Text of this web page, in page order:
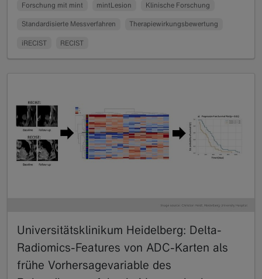
Forschung mit mint mintLesion Klinische Forschung
Standardisierte Messverfahren Therapiewirkungsbewertung
iRECIST RECIST
Universitätsklinikum Heidelberg: Delta-
Radiomics-Features von ADC-Karten als
frühe Vorhersagevariable des